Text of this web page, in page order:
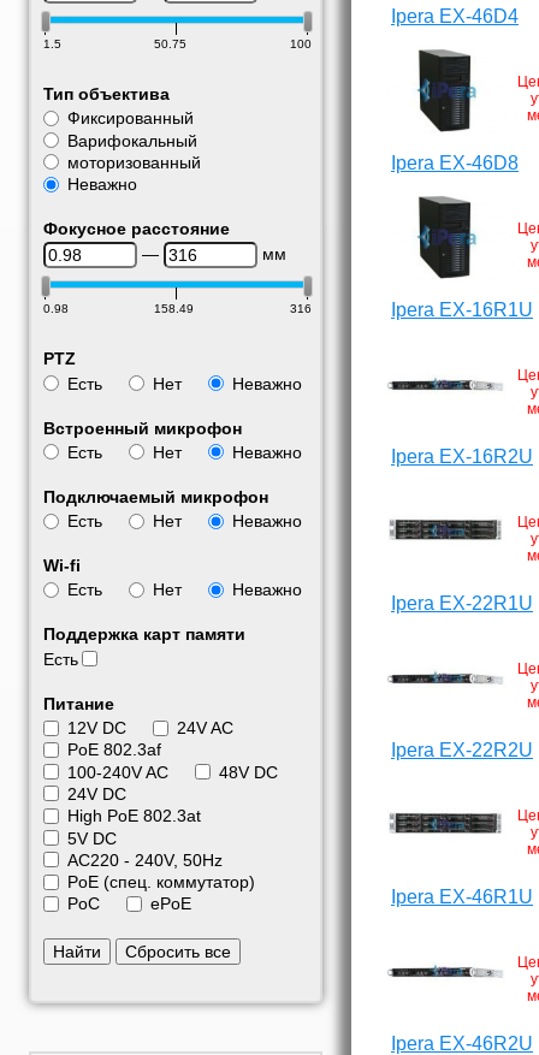
1.5 50.75 100
Тип объектива
Фиксированный
Варифокальный
моторизованный
Неважно
Фокусное расстояние
—
мм
0.98 158.49 316
PTZ
Есть
Нет Неважно
Встроенный микрофон
Есть
Нет Неважно
Подключаемый микрофон
Есть
Нет Неважно
Wi-fi
Есть
Нет Неважно
Поддержка карт памяти
Есть
Питание
12V DC
24V AC
PoE 802.3af
100-240V AC
48V DC
24V DC
High PoE 802.3at
5V DC
АС220 - 240V, 50Hz
PoE (спец. коммутатор)
PoC
ePoE
Найти Сбросить все
Ipera EX-46D4
Ipera EX-46D8
Ipera EX-16R1U
Ipera EX-16R2U
Ipera EX-22R1U
Ipera EX-22R2U
Ipera EX-46R1U
Ipera EX-46R2U